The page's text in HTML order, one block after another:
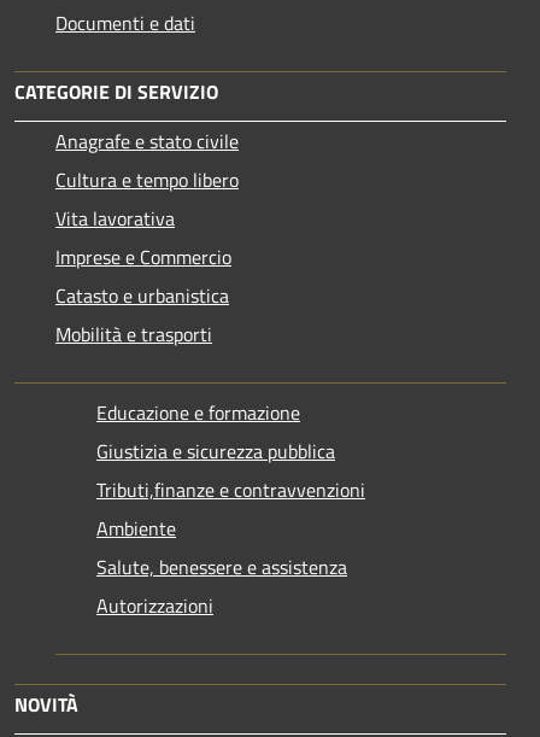
Documenti e dati
CATEGORIE DI SERVIZIO
Anagrafe e stato civile
Cultura e tempo libero
Vita lavorativa
Imprese e Commercio
Catasto e urbanistica
Mobilità e trasporti
Educazione e formazione
Giustizia e sicurezza pubblica
Tributi,finanze e contravvenzioni
Ambiente
Salute, benessere e assistenza
Autorizzazioni
NOVITÀ